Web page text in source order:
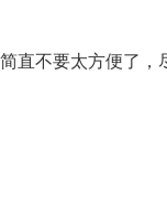
直不要太方便了，